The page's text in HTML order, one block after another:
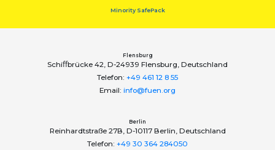
Minority SafePack
Flensburg
Schiﬀbrücke 42, D-24939 Flensburg, Deutschland
Telefon: +49 461 12 8 55
Email: info@fuen.org
Berlin
Reinhardtstraße 27B, D-10117 Berlin, Deutschland
Telefon: +49 30 364 284050